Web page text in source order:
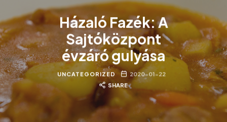
Házaló Fazék: A
Sajtóközpont
évzáró gulyása
UNCATEGORIZED
2020-01-22
SHARE